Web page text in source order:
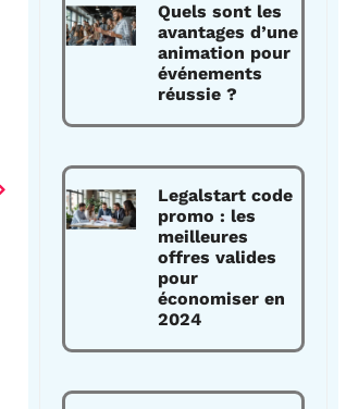
Quels sont les
avantages d’une
animation pour
événements
réussie ?
Legalstart code
promo : les
meilleures
offres valides
pour
économiser en
2024